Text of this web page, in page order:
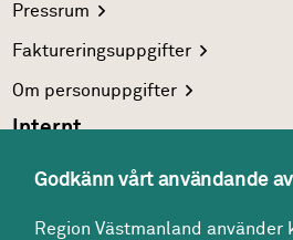
Pressrum
Faktureringsuppgifter
Om personuppgifter
Internt
Godkänn vårt användande
Region Västmanland använder